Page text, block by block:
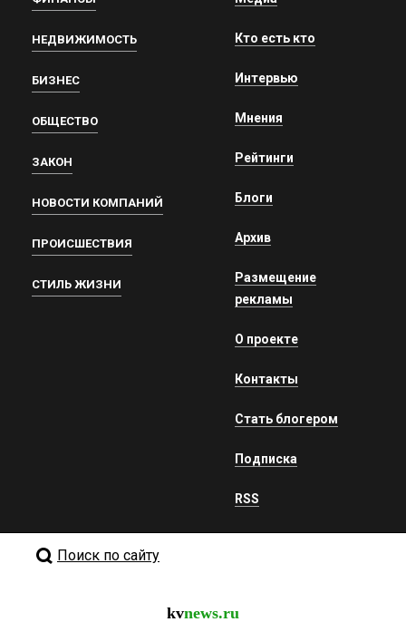
НЕДВИЖИМОСТЬ
БИЗНЕС
ОБЩЕСТВО
ЗАКОН
НОВОСТИ КОМПАНИЙ
ПРОИСШЕСТВИЯ
СТИЛЬ ЖИЗНИ
Кто есть кто
Интервью
Мнения
Рейтинги
Блоги
Архив
Размещение
рекламы
О проекте
Контакты
Стать блогером
Подписка
RSS
Поиск по сайту
kvnews.ru